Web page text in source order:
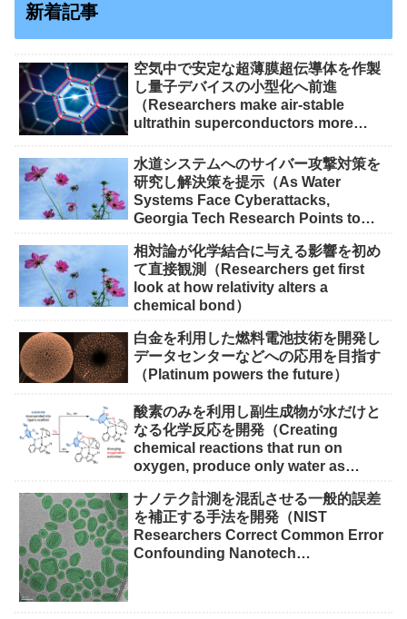
新着記事
空気中で安定な超薄膜超伝導体を作製
し量子デバイスの小型化へ前進
（Researchers make air-stable
ultrathin superconductors more
水道システムへのサイバー攻撃対策を
研究し解決策を提示（As Water
Systems Face Cyberattacks,
Georgia Tech Research Points to
相対論が化学結合に与える影響を初め
て直接観測（Researchers get first
look at how relativity alters a
chemical bond）
白金を利用した燃料電池技術を開発し
データセンターなどへの応用を目指す
（Platinum powers the future）
酸素のみを利用し副生成物が水だけと
なる化学反応を開発（Creating
chemical reactions that run on
oxygen, produce only water as
ナノテク計測を混乱させる一般的誤差
を補正する手法を開発（NIST
Researchers Correct Common Error
Confounding Nanotech